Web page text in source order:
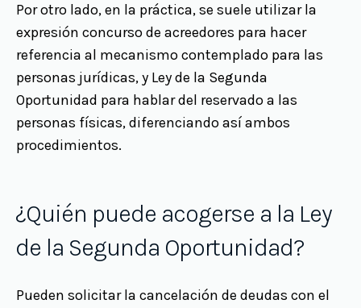
Por otro lado, en la práctica, se suele utilizar la
expresión concurso de acreedores para hacer
referencia al mecanismo contemplado para las
personas jurídicas, y Ley de la Segunda
Oportunidad para hablar del reservado a las
personas físicas, diferenciando así ambos
procedimientos.
¿Quién puede acogerse a la Ley
de la Segunda Oportunidad?
Pueden solicitar la cancelación de deudas con el